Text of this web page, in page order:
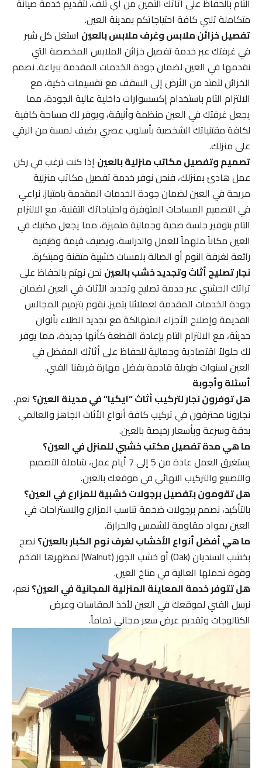
التام بالحفاظ على أثاثك الثمين من أي تلف، لتقديم خدمة صيانة
متكاملة تلبي كافة احتياجاتكم بمدينة العين.
تفصيل خزائن ملابس وغرف ملابس بالعيناستغل كل شبر
في غرفتك عبر خدمة تفصيل خزائن الملابس المخصصة التي
نقدمها في العين لضمان جودة الخدمات المقدمة ببراعة. نصمم
الخزائن لتمتد من الأرض إلى السقف مع تقسيمات ذكية، مع
الالتزام التام باستخدام إكسسوارات داخلية عالية الجودة، مما
يجعل غرفتك في العين منظمة وأنيقة، ويوفر لك مساحة كافية
لكافة مقتنياتك الشخصية بأسلوب عصري يضيف لمسة من الرقي
على منزلك.
تصميم وتفصيل مكاتب منزلية بالعينإذا كنت ترغب في ركن
عمل هادئ بمنزلك، فنحن نوفر خدمة تفصيل مكاتب منزلية
مريحة في العين لضمان جودة الخدمات المقدمة بامتياز. نراعي
في التصميم المساحات المتوفرة واحتياجاتك التقنية، مع الالتزام
التام بتوفير جلسة صحية وجمالية متميزة، مما يجعل مكتبك في
العين مكاناً ملهماً للعمل والدراسة، ويضيف قيمة وظيفية
رائعة لغرفة النوم أو الصالة بلمسات خشبية متقنة ومبتكرة.
نجار تصليح أثاث وتجديد خشب بالعيننحن نهتم بالحفاظ على
تراثك الخشبي عبر خدمة تصليح وتجديد الأثاث في العين لضمان
جودة الخدمات المقدمة لعملائنا بتميز. نقوم بترميم المجالس
القديمة وإصلاح الأجزاء المتهالكة مع تجديد الطلاء بألوان
حديثة، مع الالتزام التام بإعادة القطعة كأنها جديدة، مما يوفر
لك حلولاً اقتصادية وجمالية للحفاظ على أثاثك المفضل في
العين لسنوات طويلة قادمة بفضل مهارة فريقنا الفني.
أسئلة وأجوبة
هل توفرون نجار لتركيب أثاث “ايكيا” في مدينة العين؟نعم،
نجارونا محترفون في تركيب كافة أنواع الأثاث الجاهز والعالمي
بدقة وسرعة وبأسعار رخيصة بالعين.
ما هي مدة تفصيل مكتب خشبي للمنزل في العين؟
يستغرق العمل عادة من 5 إلى 7 أيام عمل، شاملة التصميم
والتصنيع والتركيب النهائي في موقعك بالعين.
هل تقومون بتفصيل برجولات خشبية للمزارع في العين؟
بالتأكيد، نصمم برجولات ضخمة تناسب المزارع والاستراحات في
العين بمواد مقاومة للشمس والحرارة.
ما هي أفضل أنواع الأخشاب لغرف نوم الكبار بالعين؟نصح
بخشب السنديان (Oak) أو خشب الجوز (Walnut) لمظهرها الفخم
وقوة تحملها العالية في مناخ العين.
هل تتوفر خدمة المعاينة المنزلية المجانية في العين؟نعم،
نرسل الفني لموقعك في العين لأخذ المقاسات وعرض
الكتالوجات وتقديم عرض سعر مجاني تماماً.